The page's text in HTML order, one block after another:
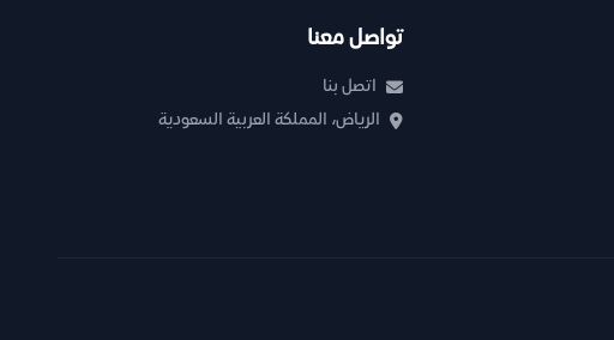
تواصل معنا
اتصل بنا
الرياض، المملكة العربية السعودية